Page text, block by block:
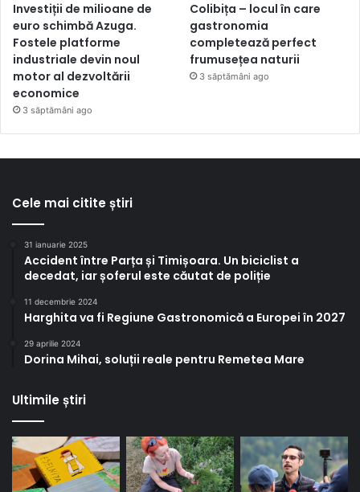
Investiții de milioane de
euro schimbă Azuga.
Fostele platforme
industriale devin noul
motor al dezvoltării
economice
3 săptămâni ago
Colibița – locul în care
gastronomia
completează perfect
frumusețea naturii
3 săptămâni ago
Cele mai citite știri
31 ianuarie 2025
Accident între Parța și Timișoara. Un biciclist a
decedat, iar șoferul este căutat de poliție
11 decembrie 2024
Harghita va fi Regiune Gastronomică a Europei în 2027
29 aprilie 2024
Dorina Mihai, soluții reale pentru Remetea Mare
Ultimile știri